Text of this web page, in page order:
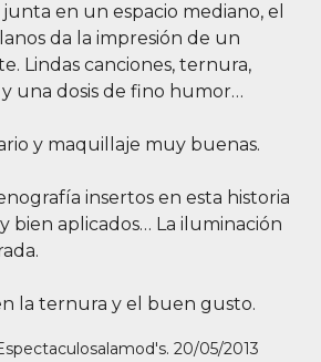
en un espacio mediano, el
da la impresión de un
Lindas canciones, ternura,
y una dosis de fino humor…
y maquillaje muy buenas.
insertos en esta historia
bien aplicados… La iluminación
la ternura y el buen gusto.
20/05/2013